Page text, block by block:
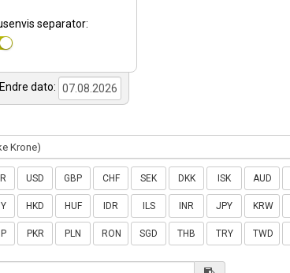
separator:
dato:
Krone)
USD GBP CHF SEK DKK ISK AUD
HKD HUF IDR ILS INR JPY KRW
PKR PLN RON SGD THB TRY TWD